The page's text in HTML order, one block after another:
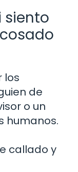
siento
los
de
o un
humanos.
callado y